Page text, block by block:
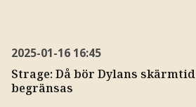
2025-01-16 16:45
Strage: Då bör Dylans skärmtid
begränsas